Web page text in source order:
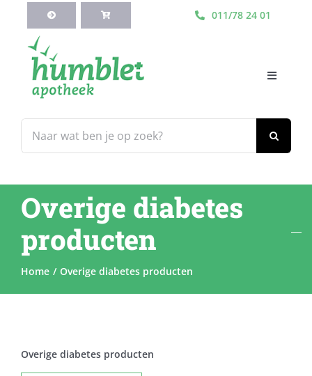
inhoud
011/78 24 01
naar:
Toggle
Webshop
Blog
Diensten
Contacteer Ons
Overige diabetes
producten
Home Overige diabetes producten
Overige diabetes producten